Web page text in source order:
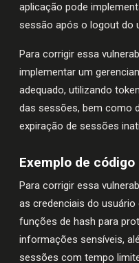
aplicação pode
sessão após o logout do
Para corrigir essa
implementar um
adequado, utilizando
das sessões, bem como
expiração de sessões
Exemplo de código
Para corrigir essa
as credenciais do
funções de hash para
informações sensíveis,
sessões com tempo